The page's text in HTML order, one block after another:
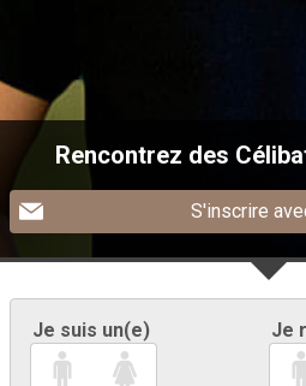
Rencontrez des
S'inscrire
Je suis un(e) Je